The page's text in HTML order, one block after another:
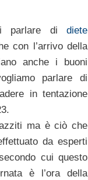
parlare di diete
con l’arrivo della
anche i buoni
parlare di
in tentazione
ma è ciò che
da esperti
cui questo
è l’ora della